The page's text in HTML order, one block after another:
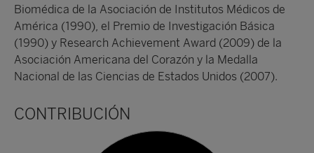
Biomédica de la Asociación de Institutos Médicos de
América (1990), el Premio de Investigación Básica
(1990) y Research Achievement Award (2009) de la
Asociación Americana del Corazón y la Medalla
Nacional de las Ciencias de Estados Unidos (2007).
CONTRIBUCIÓN